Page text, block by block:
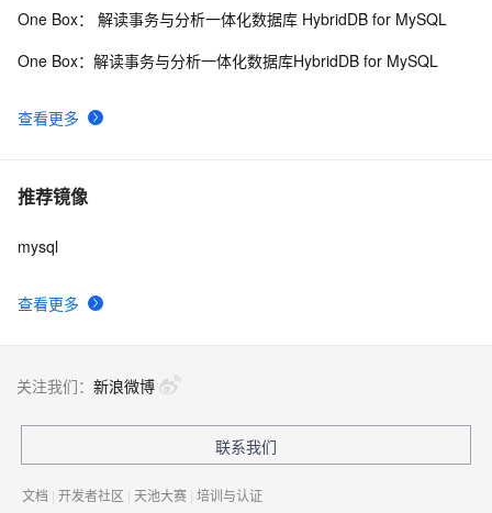
查看更多
One Box： 解读事务与分析一体化数据库 HybridDB for MySQL
One Box：解读事务与分析一体化数据库HybridDB for MySQL
推荐镜像
查看更多
mysql
关注我们： 新浪微博
联系我们
文档 | 开发者社区 | 天池大赛 | 培训与认证